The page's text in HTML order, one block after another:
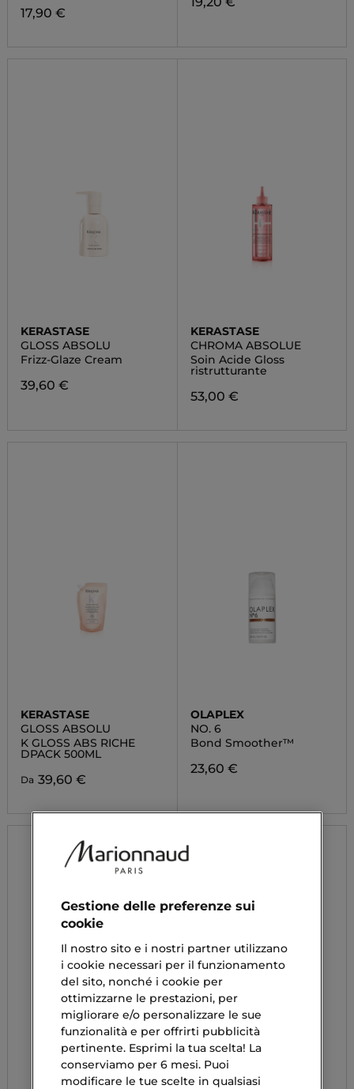
17,90 €
KERASTASE
GLOSS ABSOLU
Frizz-Glaze Cream
39,60 €
KERASTASE
CHROMA ABSOLUE
Soin Acide Gloss
ristrutturante
53,00 €
KERASTASE
GLOSS ABSOLU
K GLOSS ABS RICHE
DPACK 500ML
Da 39,60 €
OLAPLEX
NO. 6
Bond Smoother™
23,60 €
Gestione delle preferenze sui
cookie
Il nostro sito e i nostri partner utilizzano
i cookie necessari per il funzionamento
del sito, nonché i cookie per
ottimizzarne le prestazioni, per
migliorare e/o personalizzare le sue
funzionalità e per offrirti pubblicità
pertinente. Esprimi la tua scelta! La
conserviamo per 6 mesi. Puoi
modificare le tue scelte in qualsiasi